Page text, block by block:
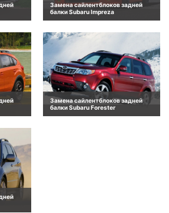
Замена сайлентблоков задней
балки Subaru Impreza
Замена сайлентблоков задней
балки Subaru Forester